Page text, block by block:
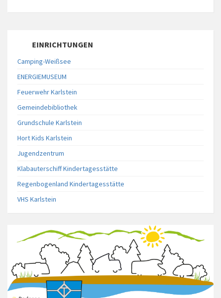
EINRICHTUNGEN
Camping-Weißsee
ENERGIEMUSEUM
Feuerwehr Karlstein
Gemeindebibliothek
Grundschule Karlstein
Hort Kids Karlstein
Jugendzentrum
Klabauterschiff Kindertagesstätte
Regenbogenland Kindertagesstätte
VHS Karlstein